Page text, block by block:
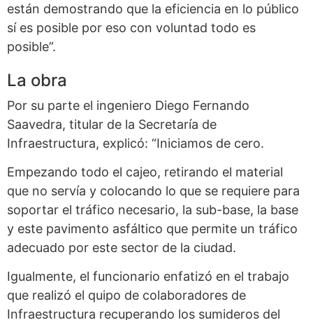
están demostrando que la eficiencia en lo público
sí es posible por eso con voluntad todo es
posible”.
La obra
Por su parte el ingeniero Diego Fernando
Saavedra, titular de la Secretaría de
Infraestructura, explicó: “Iniciamos de cero.
Empezando todo el cajeo, retirando el material
que no servía y colocando lo que se requiere para
soportar el tráfico necesario, la sub-base, la base
y este pavimento asfáltico que permite un tráfico
adecuado por este sector de la ciudad.
Igualmente, el funcionario enfatizó en el trabajo
que realizó el quipo de colaboradores de
Infraestructura recuperando los sumideros del